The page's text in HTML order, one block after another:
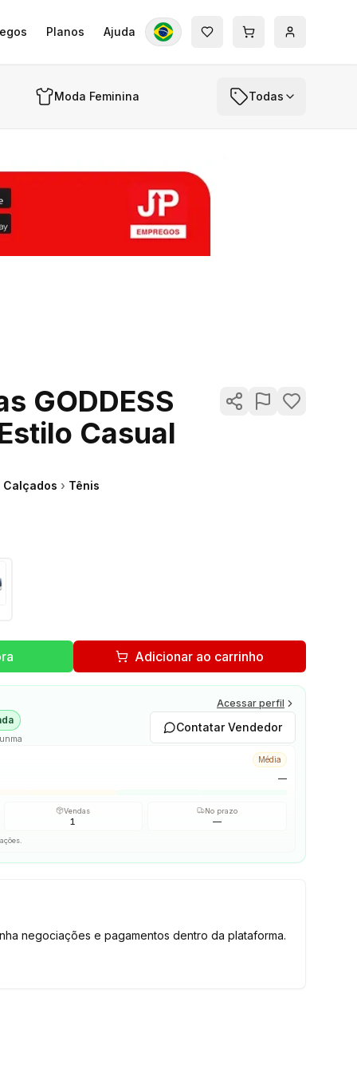
Planos Ajuda
Moda Feminina Todas
GODDESS
Casual
Calçados › Tênis
Adicionar ao carrinho
Acessar perfil
Contatar Vendedor
Média
—
Vendas
1
No prazo
—
negociações e pagamentos dentro da plataforma.